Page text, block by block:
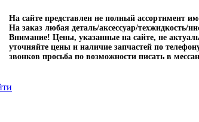
На сайте представлен не полный ассортимент
На заказ любая деталь/аксессуар/техжидкость/
Внимание! Цены, указанные на сайте, не
уточняйте цены и наличие запчастей по
звонков просьба по возможности писать в